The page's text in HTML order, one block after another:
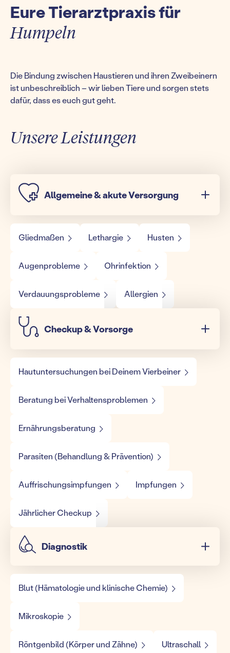
Eure Tierarztpraxis für
Humpeln
Die Bindung zwischen Haustieren und ihren Zweibeinern
ist unbeschreiblich – wir lieben Tiere und sorgen stets
dafür, dass es euch gut geht.
Unsere Leistungen
Allgemeine & akute Versorgung
Gliedmaßen Lethargie Husten
Augenprobleme Ohrinfektion
Verdauungsprobleme Allergien
Checkup & Vorsorge
Hautuntersuchungen bei Deinem Vierbeiner
Beratung bei Verhaltensproblemen
Ernährungsberatung
Parasiten (Behandlung & Prävention)
Auffrischungsimpfungen Impfungen
Jährlicher Checkup
Diagnostik
Blut (Hämatologie und klinische Chemie)
Mikroskopie
Röntgenbild (Körper und Zähne) Ultraschall